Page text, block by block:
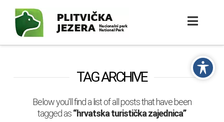
TAG ARCHIVE
Below you'll find a list of all posts that have been
tagged as“hrvatska turistička zajednica”